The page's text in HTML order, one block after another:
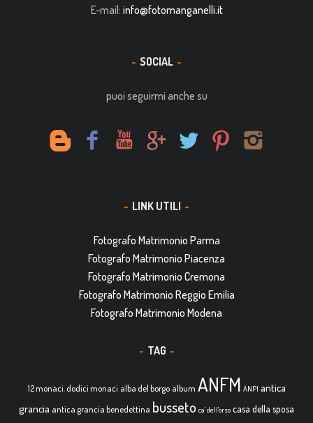
E-mail: info@fotomanganelli.it
SOCIAL
puoi seguirmi anche su
LINK UTILI
Fotografo Matrimonio Parma
Fotografo Matrimonio Piacenza
Fotografo Matrimonio Cremona
Fotografo Matrimonio Reggio Emilia
Fotografo Matrimonio Modena
TAG
12 monaci. dodici monaci alba del borgo album ANFM ANPI antica
grancia antica grancia benedettina busseto ca' dell'orso casa della sposa